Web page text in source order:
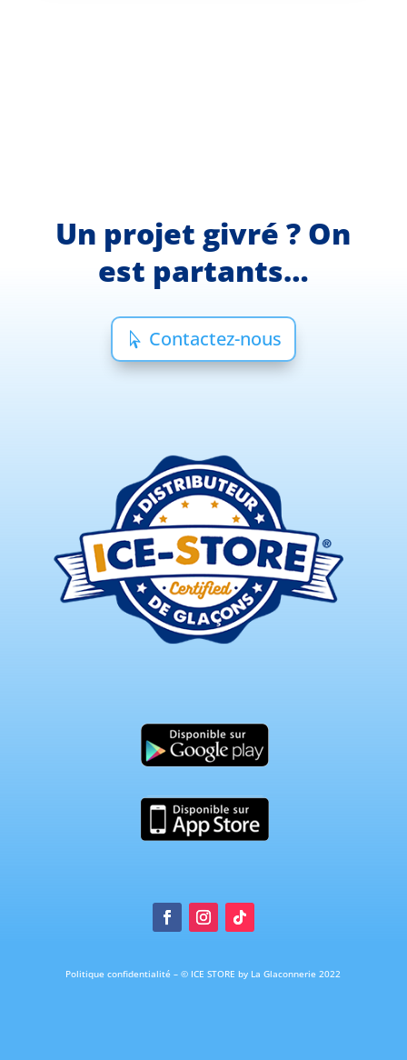
Un projet givré ? On
est partants…
Contactez-nous
Politique confidentialité–© ICE STORE by La Glaconnerie 2022